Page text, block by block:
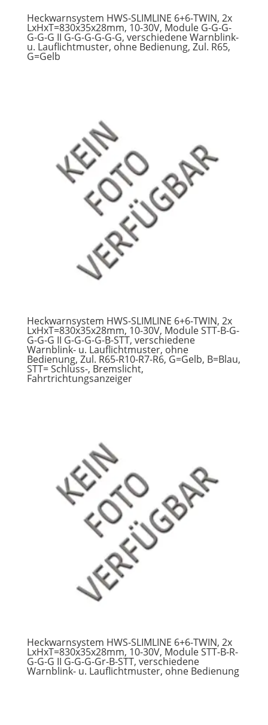
Heckwarnsystem HWS-SLIMLINE 6+6-TWIN, 2x
LxHxT=830x35x28mm, 10-30V, Module G-G-G-
G-G-G II G-G-G-G-G-G, verschiedene Warnblink-
u. Lauflichtmuster, ohne Bedienung, Zul. R65,
G=Gelb
Heckwarnsystem HWS-SLIMLINE 6+6-TWIN, 2x
LxHxT=830x35x28mm, 10-30V, Module STT-B-G-
G-G-G II G-G-G-G-B-STT, verschiedene
Warnblink- u. Lauflichtmuster, ohne
Bedienung, Zul. R65-R10-R7-R6, G=Gelb, B=Blau,
STT= Schluss-, Bremslicht,
Fahrtrichtungsanzeiger
Heckwarnsystem HWS-SLIMLINE 6+6-TWIN, 2x
LxHxT=830x35x28mm, 10-30V, Module STT-B-R-
G-G-G II G-G-G-Gr-B-STT, verschiedene
Warnblink- u. Lauflichtmuster, ohne Bedienung